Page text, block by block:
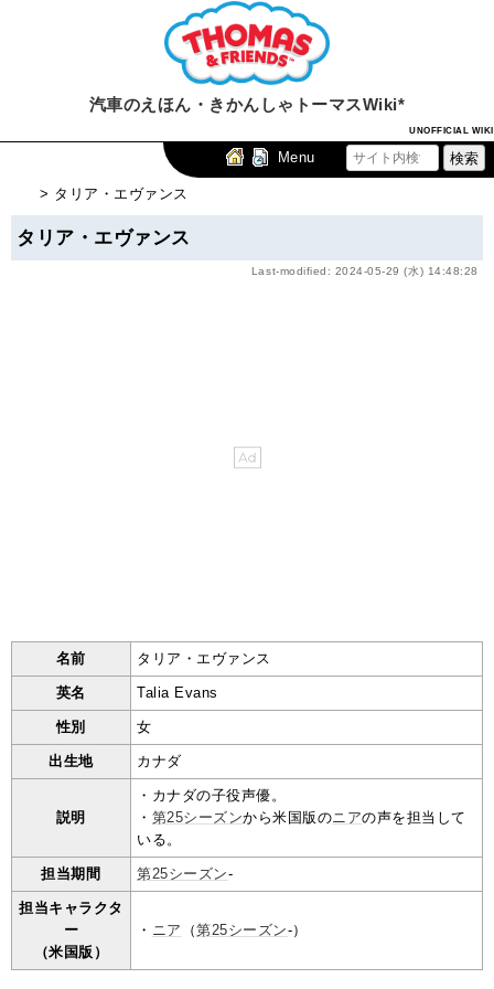
汽車のえほん・きかんしゃトーマスWiki*
UNOFFICIAL WIKI
Menu
> タリア・エヴァンス
タリア・エヴァンス
Last-modified: 2024-05-29 (水) 14:48:28
名前 タリア・エヴァンス
英名 Talia Evans
性別 女
出生地 カナダ
説明
・カナダの子役声優。
・ 第25シーズンから米国版のニアの声を担当して
いる。
担当期間 第25シーズン-
担当キャラクタ
ー
（米国版）
・ ニア （第25シーズン-）